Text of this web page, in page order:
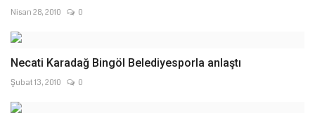
Nisan 28, 2010 0
Necati Karadağ Bingöl Belediyesporla anlaştı
Şubat 13, 2010 0